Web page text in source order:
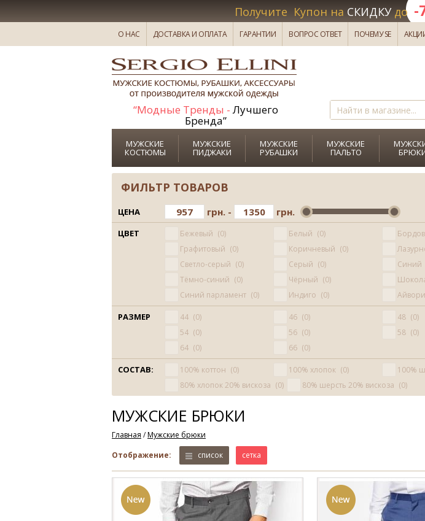
Получите Купон на СКИДКУдо -
О НАС ДОСТАВКА И ОПЛАТА ГАРАНТИИ ВОПРОС ОТВЕТ ПОЧЕМУ SE
“Модные Тренды -Лучшего
Бренда”
МУЖСКИЕ
КОСТЮМЫ
МУЖСКИЕ
ПИДЖАКИ
МУЖСКИЕ
РУБАШКИ
МУЖСКИЕ
ПАЛЬТО
ФИЛЬТР ТОВАРОВ
ЦЕНА грн. - грн.
ЦВЕТ Бежевый 0 Белый 0
Графитовый
0 Коричневый 0
Светло-серый
0 Серый 0 Синий
Тёмно-синий
0 Чёрный 0
Синий парламент
0 Индиго 0 Айвори
РАЗМЕР 44 0 46 0 48 0
54
0 56 0 58 0
64
0 66 0
СОСТАВ: 100% коттон 0 100% хлопок 0 100%
80% хлопок 20% вискоза
0 80% шерсть 20% вискоза 0
МУЖСКИЕ БРЮКИ
Главная /Мужские брюки
Отображение:
список сетка